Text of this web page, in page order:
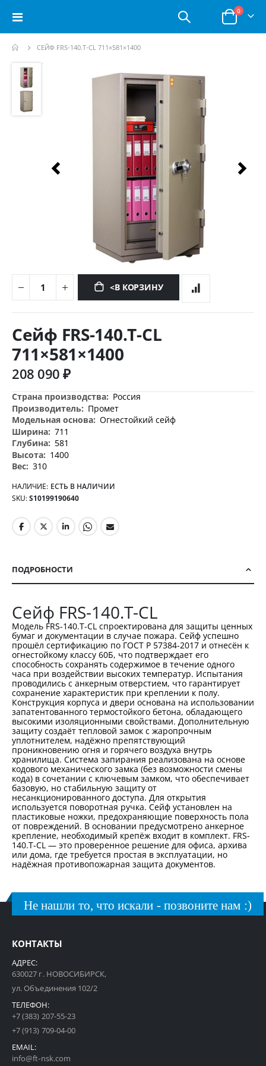
Toggle
Корзина
0позиции
СЕЙФ FRS-140.T-CL 711×581×1400
Пропустить
перейти
галереям
изображений
<В КОРЗИНУ
началу
изображений
Сейф FRS-140.T-CL
711×581×1400
208 090 ₽
Дополнительная
информация
Россия
Промет
Огнестойкий сейф
711
581
1400
310
НАЛИЧИЕ: ЕСТЬ В НАЛИЧИИ
SKU S10199190640
ПОДРОБНОСТИ
Сейф FRS-140.T-CL
Модель FRS-140.T-CL спроектирована для защиты ценных
бумаг и документации в случае пожара. Сейф успешно
прошёл сертификацию по ГОСТ Р 57384-2017 и отнесён к
огнестойкому классу 60Б, что подтверждает его
способность сохранять содержимое в течение одного
часа при воздействии высоких температур. Испытания
проводились с анкерным отверстием, что гарантирует
сохранение характеристик при креплении к полу.
Конструкция корпуса и двери основана на использовании
запатентованного термостойкого бетона, обладающего
высокими изоляционными свойствами. Дополнительную
защиту создаёт тепловой замок с жаропрочным
уплотнителем, надёжно препятствующий
проникновению огня и горячего воздуха внутрь
хранилища. Система запирания реализована на основе
кодового механического замка (без возможности смены
кода) в сочетании с ключевым замком, что обеспечивает
базовую, но стабильную защиту от
несанкционированного доступа. Для открытия
используется поворотная ручка. Сейф установлен на
пластиковые ножки, предохраняющие поверхность пола
от повреждений. В основании предусмотрено анкерное
крепление, необходимый крепёж входит в комплект. FRS-
140.T-CL — это проверенное решение для офиса, архива
или дома, где требуется простая в эксплуатации, но
надёжная противопожарная защита документов.
Не нашли то, что искали - позвоните нам :)
КОНТАКТЫ
АДРЕС:
630027 г. НОВОСИБИРСК,
ул. Объединения 102/2
ТЕЛЕФОН:
+7 (383) 207-55-23
+7 (913) 709-04-00
EMAIL:
info@ft-nsk.com